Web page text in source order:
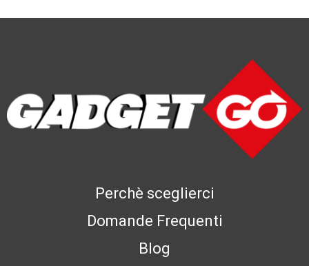
Perchè sceglierci
Domande Frequenti
Blog